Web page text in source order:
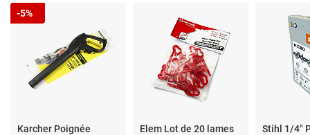
Karcher Poignée
-5%
Elem Lot de 20 lames
Stihl 1/4"